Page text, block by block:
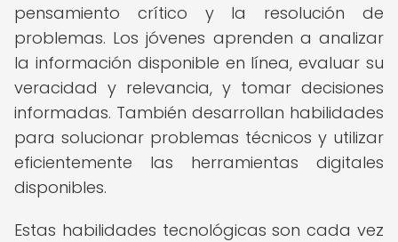
pensamiento crítico y la resolución de
problemas. Los jóvenes aprenden a analizar
la información disponible en línea, evaluar su
veracidad y relevancia, y tomar decisiones
informadas. También desarrollan habilidades
para solucionar problemas técnicos y utilizar
eficientemente las herramientas digitales
disponibles.
Estas habilidades tecnológicas son cada vez